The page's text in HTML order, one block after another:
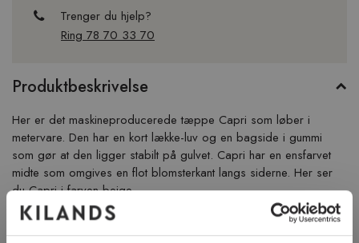
Trenger du hjelp?
Ring 78 70 33 70
Produktbeskrivelse
Her er det maskineproducerede tæppe Capri som løber i
metervare. Den har en kort lække-luv og en bagside i gummi
som gør at den ligger stabilt på gulvet. Capri har en ensfarvet
midte som omgives en flot blomsterkant langs siderne. Her ser
du Capri i farven beige.